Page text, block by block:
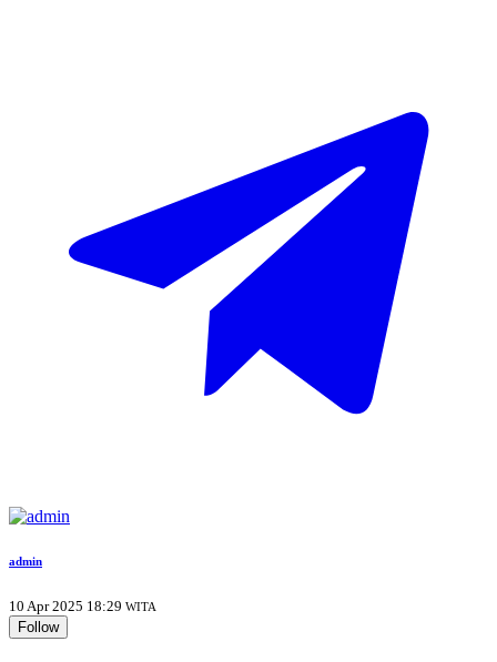
admin
10 Apr 2025 18:29 WITA
Follow